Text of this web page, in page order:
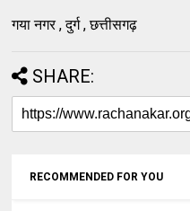
गया नगर , दुर्ग , छत्तीसगढ़
SHARE:
RECOMMENDED FOR YOU